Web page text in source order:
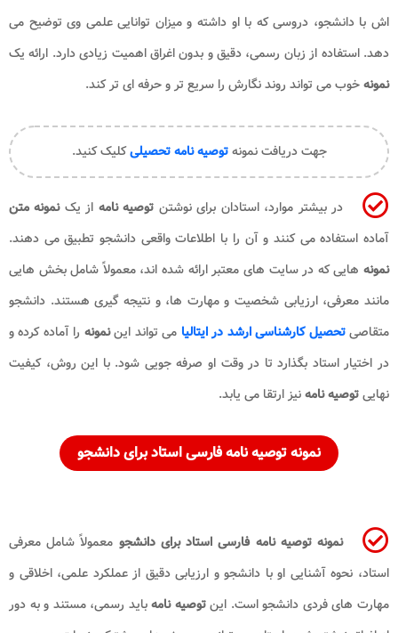
اش با دانشجو، دروسی که با او داشته و میزان توانایی علمی وی توضیح می
دهد. استفاده از زبان رسمی، دقیق و بدون اغراق اهمیت زیادی دارد. ارائه یک
نمونهخوب می تواند روند نگارش را سریع تر و حرفه ای تر کند.
جهت دریافت نمونهتوصیه نامه تحصیلیکلیک کنید.
در بیشتر موارد، استادان برای نوشتن توصیه نامه از یکنمونه متن
آماده استفاده می کنند و آن را با اطلاعات واقعی دانشجو تطبیق می دهند.
نمونه هایی که در سایت های معتبر ارائه شده اند، معمولاً شامل بخش هایی
مانند معرفی، ارزیابی شخصیت و مهارت ها، و نتیجه گیری هستند. دانشجو
متقاصیتحصیل کارشناسی ارشد در ایتالیا می تواند ایننمونه را آماده کرده و
در اختیار استاد بگذارد تا در وقت او صرفه جویی شود. با این روش، کیفیت
نهاییتوصیه نامهنیز ارتقا می یابد.
نمونه توصیه نامه فارسی استاد برای دانشجو
نمونه توصیه نامه فارسی استاد برای دانشجو معمولاً شامل معرفی
استاد، نحوه آشنایی او با دانشجو و ارزیابی دقیق از عملکرد علمی، اخلاقی و
مهارت های فردی دانشجو است. اینتوصیه نامهباید رسمی، مستند و به دور